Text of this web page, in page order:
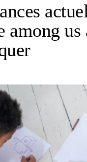
among us